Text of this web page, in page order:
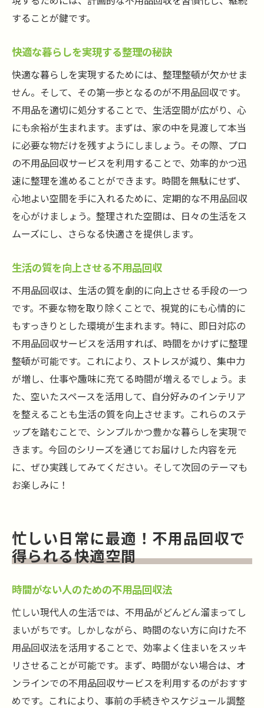
することが鍵です。
快適な暮らしを実現する整理の秘訣
快適な暮らしを実現するためには、整理整頓が欠かせま
せん。そして、その第一歩となるのが不用品回収です。
不用品を適切に処分することで、生活空間が広がり、心
にも余裕が生まれます。まずは、家の中を見渡して本当
に必要な物だけを残すようにしましょう。その際、プロ
の不用品回収サービスを利用することで、効率的かつ迅
速に整理を進めることができます。時間を無駄にせず、
心地よい空間を手に入れるために、定期的な不用品回収
を心がけましょう。整理された空間は、日々の生活をス
ムーズにし、さらなる快適さを提供します。
生活の質を向上させる不用品回収
不用品回収は、生活の質を劇的に向上させる手段の一つ
です。不要な物を取り除くことで、視覚的にも心情的に
もすっきりとした環境が生まれます。特に、即日対応の
不用品回収サービスを活用すれば、時間をかけずに整理
整頓が可能です。これにより、ストレスが減り、集中力
が増し、仕事や趣味に充てる時間が増えるでしょう。ま
た、空いたスペースを活用して、自分好みのインテリア
を整えることも生活の質を向上させます。これらのステ
ップを踏むことで、シンプルかつ豊かな暮らしを実現で
きます。今回のシリーズを通じてお届けした内容を元
に、ぜひ実践してみてください。そして次回のテーマも
お楽しみに！
忙しい日常に最適！不用品回収で
得られる快適空間
時間がない人のための不用品回収法
忙しい現代人の生活では、不用品がどんどん溜まってし
まいがちです。しかしながら、時間のない方に向けた不
用品回収法を活用することで、効率よく住まいをスッキ
リさせることが可能です。まず、時間がない場合は、オ
ンラインでの不用品回収サービスを利用するのがおすす
めです。これにより、事前の手続きやスケジュール調整